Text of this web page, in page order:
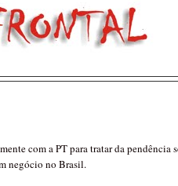
com a PT para tratar da
negócio no Brasil.